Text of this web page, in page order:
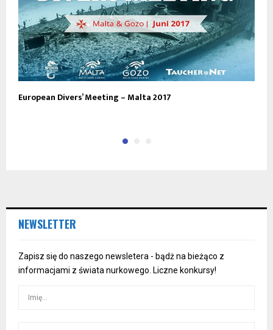
European Divers’ Meeting – Malta 2017
NEWSLETTER
Zapisz się do naszego newsletera - bądż na bieżąco z
informacjami z świata nurkowego. Liczne konkursy!